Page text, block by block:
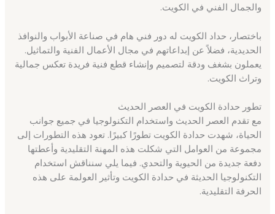
والجمال الفني في الكويت.
باختصار، حداد الكويت له دور فني هام في صناعة الأبواب والنوافذ
الحديدية، فضلاً عن إبداعاتهم في مجال الأعمال الفنية والتماثيل.
يعملون بشغف ودقة لتصميم وإنشاء قطع فنية فريدة تعكس جمالية
وتراث الكويت.
تطور حدادة الكويت في العصر الحديث
مع تقدم العصر الحديث واستخدام التكنولوجيا في جميع جوانب
الحياة، شهدت حدادة الكويت تطورًا كبيرًا. تعود هذه التطورات إلى
مجموعة من العوامل التي شكلت هذه المهنة التقليدية وأعطتها
دفعة جديدة من الحيوية والتحدي. فيما يلي سنناقش استخدام
التكنولوجيا الحديثة في حدادة الكويت وتأثير العولمة على هذه
الحرفة التقليدية.